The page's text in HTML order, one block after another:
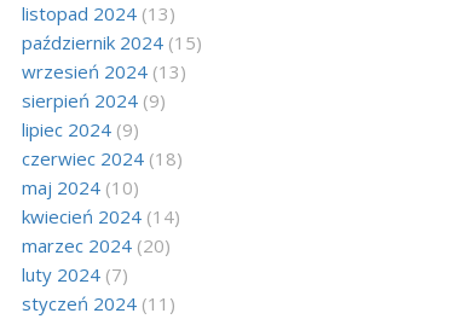
listopad 2024(13)
październik 2024(15)
wrzesień 2024(13)
sierpień 2024(9)
lipiec 2024(9)
czerwiec 2024(18)
maj 2024(10)
kwiecień 2024(14)
marzec 2024(20)
luty 2024(7)
styczeń 2024(11)